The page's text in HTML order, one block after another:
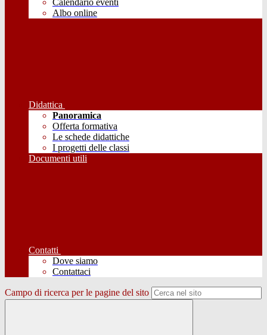
Calendario eventi
Albo online
Didattica
Panoramica
Offerta formativa
Le schede didattiche
I progetti delle classi
Documenti utili
Contatti
Dove siamo
Contattaci
Campo di ricerca per le pagine del sito